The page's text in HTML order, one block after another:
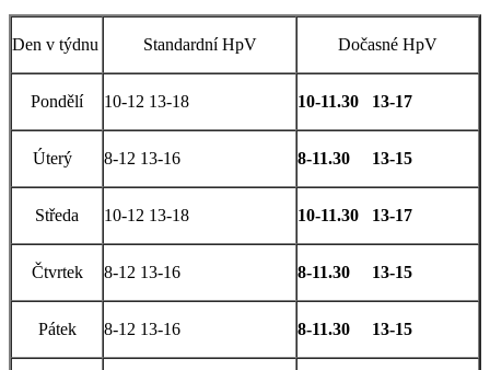
Den v týdnu Standardní HpV Dočasné HpV
Pondělí 10-12 13-18 10-11.30 13-17
Úterý 8-12 13-16 8-11.30 13-15
Středa 10-12 13-18 10-11.30 13-17
Čtvrtek 8-12 13-16 8-11.30 13-15
Pátek 8-12 13-16 8-11.30 13-15